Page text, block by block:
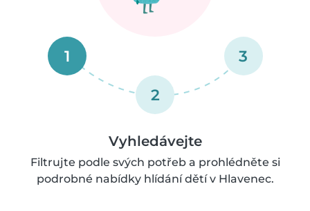
1
2
3
Vyhledávejte
Filtrujte podle svých potřeb a prohlédněte si
podrobné nabídky hlídání dětí v Hlavenec.